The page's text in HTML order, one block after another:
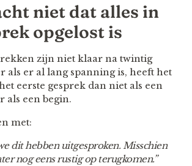
niet dat alles in
opgelost is
zijn niet klaar na twintig
als er al lang spanning is, heeft het
eerste gesprek dan niet als een
als een begin.
met:
dit hebben uitgesproken. Misschien
nog eens rustig op terugkomen.”